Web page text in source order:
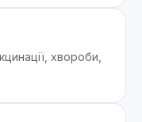
хвороби,